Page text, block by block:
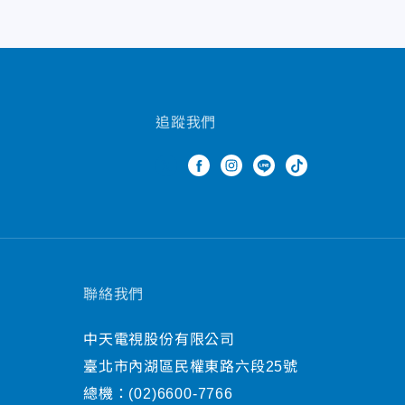
追蹤我們
聯絡我們
中天電視股份有限公司
臺北市內湖區民權東路六段25號
總機： (02)6600-7766